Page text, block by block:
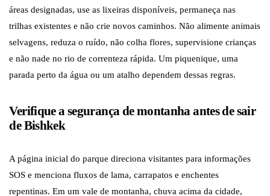
áreas designadas, use as lixeiras disponíveis, permaneça nas
trilhas existentes e não crie novos caminhos. Não alimente animais
selvagens, reduza o ruído, não colha flores, supervisione crianças
e não nade no rio de correnteza rápida. Um piquenique, uma
parada perto da água ou um atalho dependem dessas regras.
Verifique a segurança de montanha antes de sair
de Bishkek
A página inicial do parque direciona visitantes para informações
SOS e menciona fluxos de lama, carrapatos e enchentes
repentinas. Em um vale de montanha, chuva acima da cidade,